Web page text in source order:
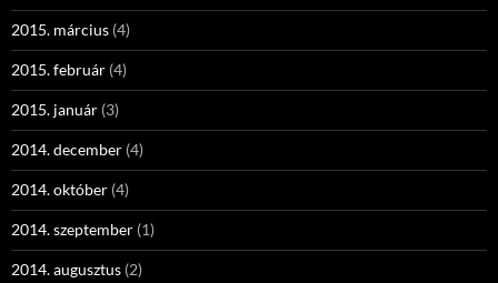
2015. március (4)
2015. február (4)
2015. január (3)
2014. december (4)
2014. október (4)
2014. szeptember (1)
2014. augusztus (2)